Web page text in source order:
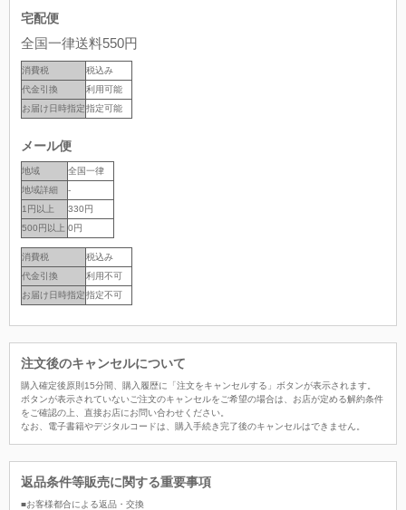
宅配便
全国一律送料550円
消費税
税込み
代金引換
利用可能
お届け日時指定指定可能
メール便
地域
全国一律
地域詳細
-
1円以上
330円
500円以上 0円
消費税
税込み
代金引換
利用不可
お届け日時指定指定不可
注文後のキャンセルについて
購入確定後原則15分間、購入履歴に「注文をキャンセルする」ボタンが表示されます。
ボタンが表示されていないご注文のキャンセルをご希望の場合は、お店が定める解約条件
をご確認の上、直接お店にお問い合わせください。
なお、電子書籍やデジタルコードは、購入手続き完了後のキャンセルはできません。
返品条件等販売に関する重要事項
■お客様都合による返品・交換